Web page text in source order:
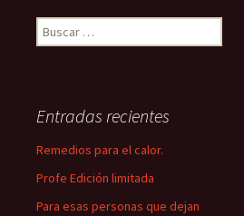
Buscar:
Entradas recientes
Remedios para el calor.
Profe Edición limitada
Para esas personas que dejan